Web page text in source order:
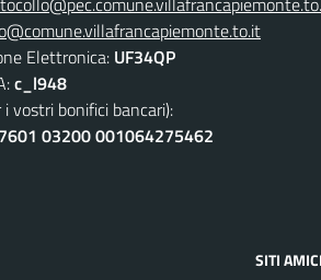
Elettronica: UF34QP
c_l948
i vostri bonifici bancari):
03200 001064275462
SITI AMICI